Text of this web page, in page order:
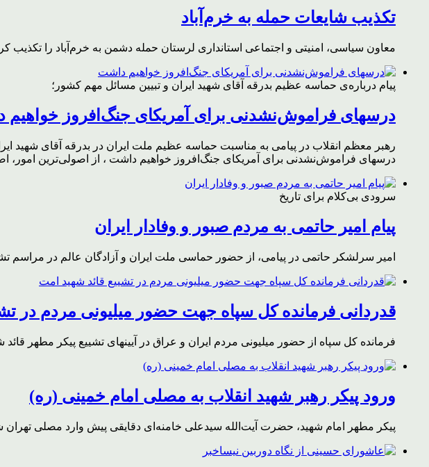
تکذیب شایعات حمله به خرم‌آباد
معاون سیاسی، امنیتی و اجتماعی استانداری لرستان حمله دشمن به خرم‌آباد را تکذیب
پیام درباره‌ی حماسه عظیم بدرقه آقای شهید ایران و تبیین مسائل مهم کشور؛
درسهای فراموش‌نشدنی برای آمریکای جنگ‌افروز
رهبر معظم انقلاب در پیامی به مناسبت حماسه عظیم ملت ایران در بدرقه آقای شهید
درسهای فراموش‌نشدنی برای آمریکای جنگ‌افروز خواهیم داشت ، از اصولی‌ترین امور،
سرودی بی‌کلام برای تاریخ
پیام امیر حاتمی به مردم صبور و وفادار ایران
امیر سرلشکر حاتمی در پیامی، از حضور حماسی ملت ایران و آزادگان عالم در مراسم
قدردانی فرمانده کل سپاه جهت حضور میلیونی مردم در
فرمانده کل سپاه از حضور میلیونی مردم ایران و عراق در آیینهای تشییع پیکر مطهر
ورود پیکر رهبر شهید انقلاب به مصلی امام خمینی (ره)
پیکر مطهر امام شهید،‌ حضرت آیت‌الله سیدعلی خامنه‌ای دقایقی پیش وارد مصلی تهران